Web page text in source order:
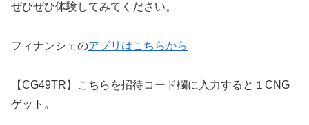
ぜひぜひ体験してみてください。
フィナンシェのアプリはこちらから
【CG49TR】こちらを招待コード欄に入力すると１CNG
ゲット。